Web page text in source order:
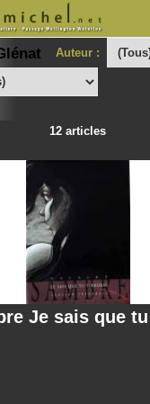
Auteur :
12 articles
Je sais que